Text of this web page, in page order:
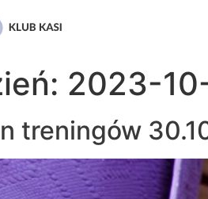
2023-
treningów